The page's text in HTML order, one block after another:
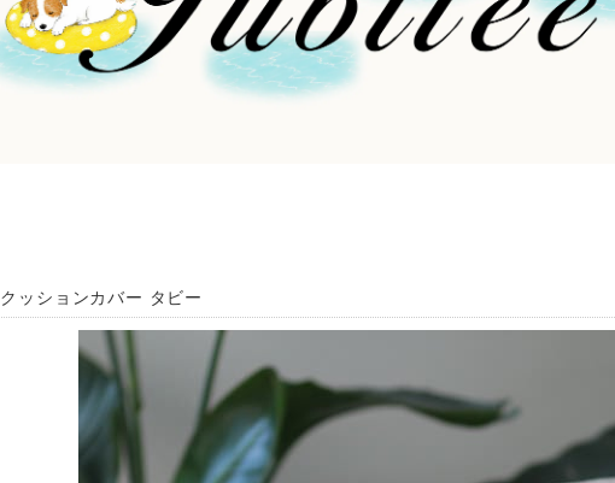
クッションカバー タビー